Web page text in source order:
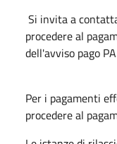
Si invita a
procedere al
dell'avviso pago
Per i pagamenti
procedere al